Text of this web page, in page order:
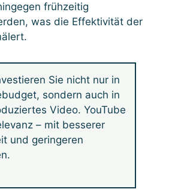
frühzeitig
was die Effektivität der
Sie nicht nur in
sondern auch in
Video. YouTube
– mit besserer
und geringeren